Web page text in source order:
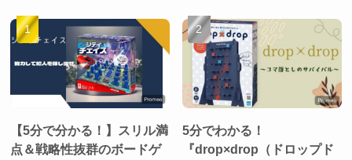
【5分で分かる！】スリル満
点＆戦略性抜群のボードゲ
5分でわかる！
『drop×drop（ドロップド